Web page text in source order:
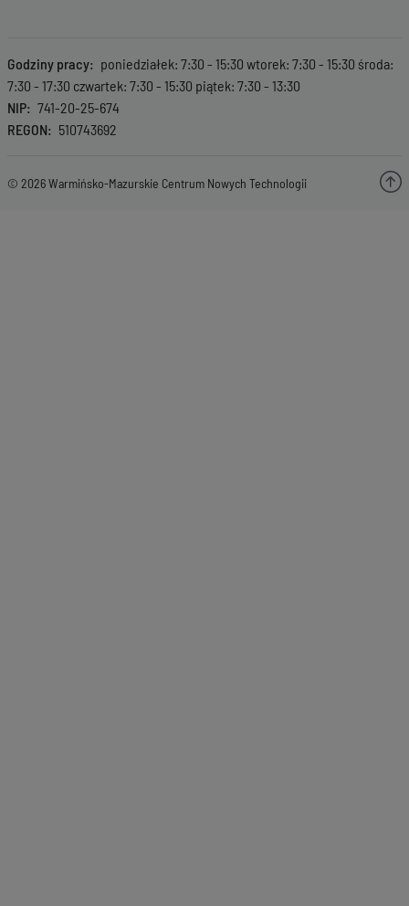
Godziny pracy
poniedziałek: 7:30 - 15:30 wtorek: 7:30 - 15:30 środa:
7:30 - 17:30 czwartek: 7:30 - 15:30 piątek: 7:30 - 13:30
NIP
741-20-25-674
REGON
510743692
© 2026 Warmińsko-Mazurskie Centrum Nowych Technologii